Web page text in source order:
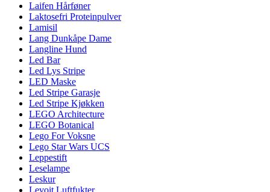
Laifen Hårføner
Laktosefri Proteinpulver
Lamisil
Lang Dunkåpe Dame
Langline Hund
Led Bar
Led Lys Stripe
LED Maske
Led Stripe Garasje
Led Stripe Kjøkken
LEGO Architecture
LEGO Botanical
Lego For Voksne
Lego Star Wars UCS
Leppestift
Leselampe
Leskur
Levoit Luftfukter